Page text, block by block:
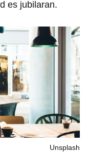
es jubilaran.
Unsplash